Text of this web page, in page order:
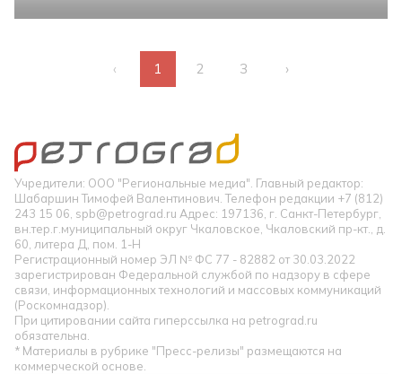
‹ 1 2 3 ›
Учредители: ООО "Региональные медиа". Главный редактор:
Шабаршин Тимофей Валентинович. Телефон редакции +7 (812)
243 15 06, spb@petrograd.ru Адрес: 197136, г. Санкт-Петербург,
вн.тер.г.муниципальный округ Чкаловское, Чкаловский пр-кт., д.
60, литера Д, пом. 1-Н
Регистрационный номер ЭЛ № ФС 77 - 82882 от 30.03.2022
зарегистрирован Федеральной службой по надзору в сфере
связи, информационных технологий и массовых коммуникаций
(Роскомнадзор).
При цитировании сайта гиперссылка на petrograd.ru
обязательна.
* Материалы в рубрике "Пресс-релизы" размещаются на
коммерческой основе.